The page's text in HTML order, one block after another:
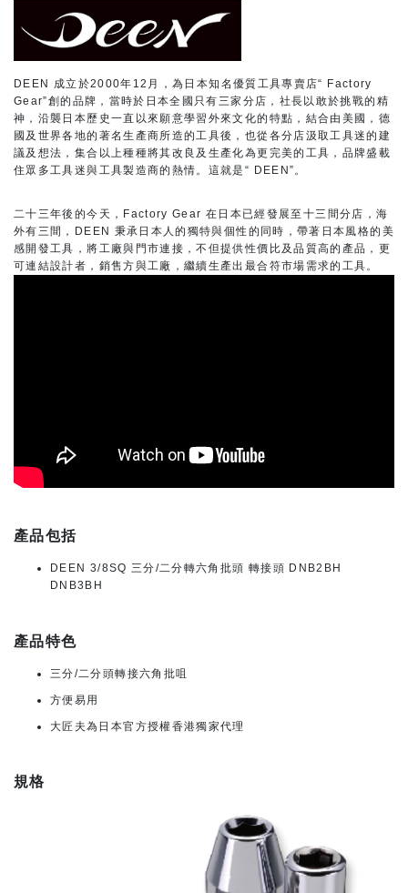
DEEN 成立於2000年12月，為日本知名優質工具專賣店“ Factory
Gear”創的品牌，當時於日本全國只有三家分店，社長以敢於挑戰的精
神，沿襲日本歷史一直以來願意學習外來文化的特點，結合由美國，德
國及世界各地的著名生產商所造的工具後，也從各分店汲取工具迷的建
議及想法，集合以上種種將其改良及生產化為更完美的工具，品牌盛載
住眾多工具迷與工具製造商的熱情。這就是“ DEEN”。
二十三年後的今天，Factory Gear 在日本已經發展至十三間分店，海
外有三間，DEEN 秉承日本人的獨特與個性的同時，帶著日本風格的美
感開發工具，將工廠與門市連接，不但提供性價比及品質高的產品，更
可連結設計者，銷售方與工廠，繼續生產出最合符市場需求的工具。
產品包括
DEEN 3/8SQ 三分/二分轉六角批頭 轉接頭 DNB2BH
DNB3BH
產品特色
三分/二分頭轉接六角批咀
方便易用
大匠夫為日本官方授權香港獨家代理
規格